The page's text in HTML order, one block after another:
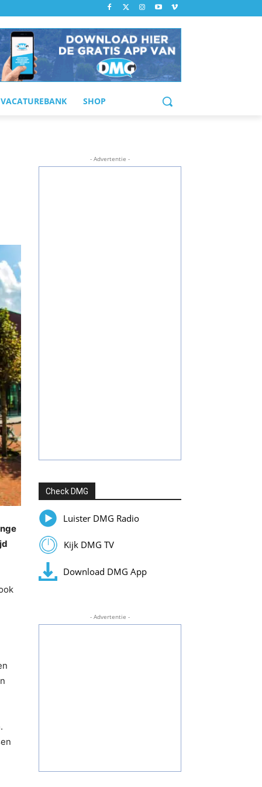
VACATUREBANK SHOP
- Advertentie -
Check DMG
Luister DMG Radio
Kijk DMG TV
Download DMG App
- Advertentie -